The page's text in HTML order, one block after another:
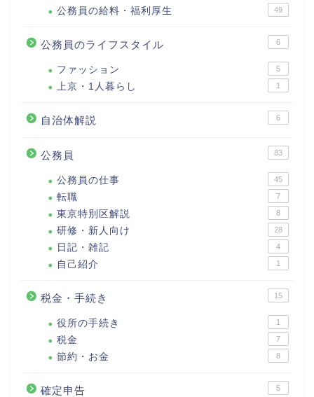
公務員の給料・福利厚生 49
公務員のライフスタイル 6
ファッション 5
上京・1人暮らし 1
自治体解説 6
公務員 83
公務員の仕事 45
転職 7
東京特別区解説 8
研修・新人向け 28
日記・雑記 4
自己紹介 1
税金・手続き 15
役所の手続き 1
税金 7
節約・お金 8
確定申告 5